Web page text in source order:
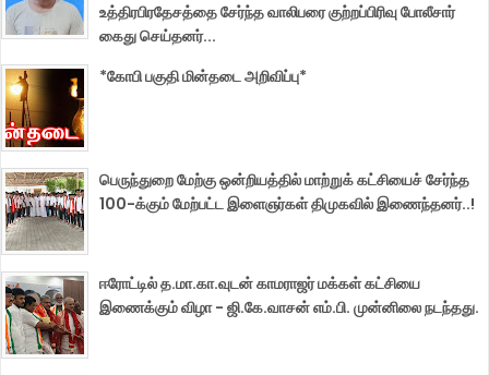
உத்திரபிரதேசத்தை சேர்ந்த வாலிபரை குற்றப்பிரிவு போலீசார்
கைது செய்தனர்...
*கோபி பகுதி மின்தடை அறிவிப்பு*
பெருந்துறை மேற்கு ஒன்றியத்தில் மாற்றுக் கட்சியைச் சேர்ந்த
100-க்கும் மேற்பட்ட இளைஞர்கள் திமுகவில் இணைந்தனர்..!
ஈரோட்டில் த.மா.கா.வுடன் காமராஜர் மக்கள் கட்சியை
இணைக்கும் விழா - ஜி.கே.வாசன் எம்.பி. முன்னிலை நடந்தது.